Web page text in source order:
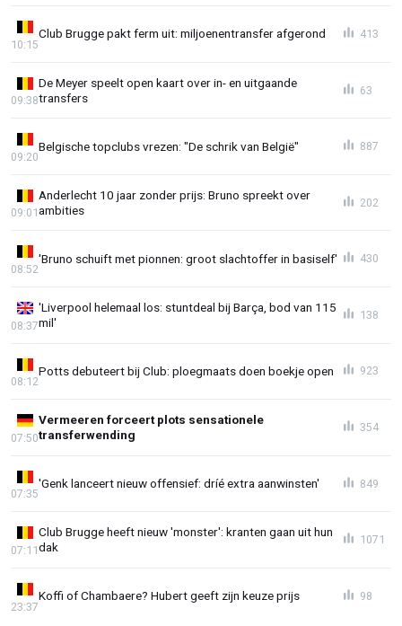
Club Brugge pakt ferm uit: miljoenentransfer afgerond
10:15
413
De Meyer speelt open kaart over in- en uitgaande
transfers
09:38
63
Belgische topclubs vrezen: "De schrik van België"
09:20
887
Anderlecht 10 jaar zonder prijs: Bruno spreekt over
ambities
09:01
202
'Bruno schuift met pionnen: groot slachtoffer in basiself'
08:52
430
'Liverpool helemaal los: stuntdeal bij Barça, bod van 115
mil'
08:37
138
Potts debuteert bij Club: ploegmaats doen boekje open
08:12
923
Vermeeren forceert plots sensationele
transferwending
07:50
354
'Genk lanceert nieuw offensief: dríé extra aanwinsten'
07:35
849
Club Brugge heeft nieuw 'monster': kranten gaan uit hun
dak
07:11
1071
Koffi of Chambaere? Hubert geeft zijn keuze prijs
23:37
98